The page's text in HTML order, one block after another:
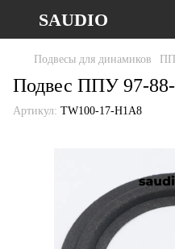
SAUDIO
Подвесы для динамиков
Подвес ППУ 97-
Артикул: TW100-17-H1A8